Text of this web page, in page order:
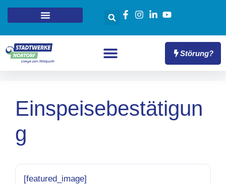
Störung?
Einspeisebestätigun
g
[featured_image]